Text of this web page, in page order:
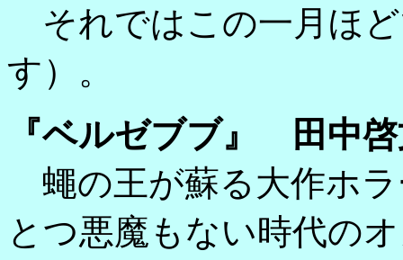
それではこの一月ほ
す）。
『ベルゼブブ』 田中
蠅の王が蘇る大作ホ
とつ悪魔もない時代の